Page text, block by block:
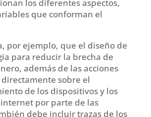
los diferentes aspectos,
que conforman el
por ejemplo, que el diseño de
para reducir la brecha de
además de las acciones
sobre el
de los dispositivos y los
por parte de las
debe incluir trazas de los